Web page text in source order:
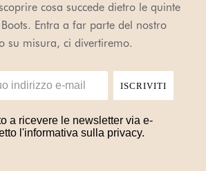
cosa succede dietro le quinte
Entra a far parte del nostro
su misura, ci divertiremo.
ISCRIVITI
a ricevere le newsletter via e-
l'informativa sulla privacy.